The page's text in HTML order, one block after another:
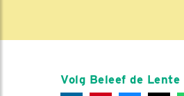
Volg Beleef de Lente